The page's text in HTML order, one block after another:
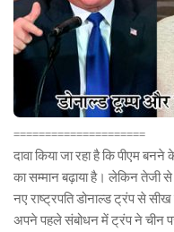
=====================
दावा किया जा रहा है कि पीएम
का सम्मान बढ़ाया है। लेकिन तेजी
नए राष्ट्रपति डोनाल्ड ट्रंप से
अपने पहले संबोधन में ट्रंप ने चीन